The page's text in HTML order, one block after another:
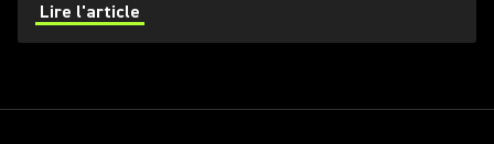
Lire l'article